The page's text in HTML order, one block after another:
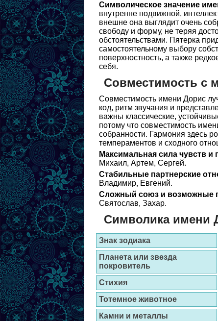
Символическое значение
внутренне подвижной,
внешне она выглядит очень
свободу и форму, не теряя
обстоятельствами. Пятерка
самостоятельному выбору
поверхностность, а также
себя.
Совместимость с
Совместимость имени Дорис
код, ритм звучания и
важны классические,
потому что совместимость
собранности. Гармония здесь
темпераментов и сходного
Максимальная сила чувств и
Михаил, Артем, Сергей.
Стабильные партнерские
Владимир, Евгений.
Сложный союз и возможные
Святослав, Захар.
Символика имени
Знак зодиака
Планета или звезда
покровитель
Стихия
Тотемное животное
Камни и металлы